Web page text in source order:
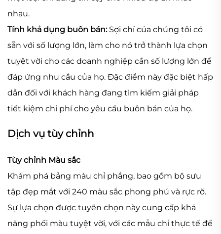
nhau.
Tính khả dụng buôn bán: Sợi chỉ của chúng tôi có
sẵn với số lượng lớn, làm cho nó trở thành lựa chọn
tuyệt vời cho các doanh nghiệp cần số lượng lớn để
đáp ứng nhu cầu của họ. Đặc điểm này đặc biệt hấp
dẫn đối với khách hàng đang tìm kiếm giải pháp
tiết kiệm chi phí cho yêu cầu buôn bán của họ.
Dịch vụ tùy chỉnh
Tùy chỉnh Màu sắc
Khám phá bảng màu chỉ phẳng, bao gồm bộ sưu
tập đẹp mắt với 240 màu sắc phong phú và rực rỡ.
Sự lựa chọn được tuyển chọn này cung cấp khả
năng phối màu tuyệt vời, với các mẫu chỉ thực tế để